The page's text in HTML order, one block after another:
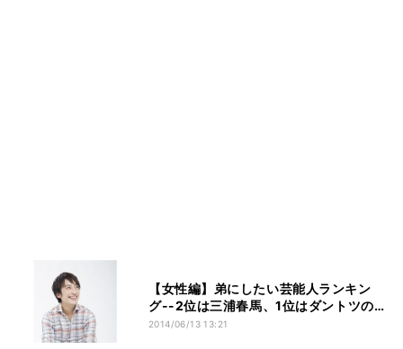
【女性編】弟にしたい芸能人ランキン
グ--2位は三浦春馬、1位はダントツの…
2014/06/13 13:21